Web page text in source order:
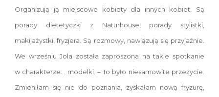
Organizują ją miejscowe kobiety dla innych kobiet. Są
porady dietetyczki z Naturhouse, porady stylistki,
makijażystki, fryzjera. Są rozmowy, nawiązują się przyjaźnie.
We wrześniu Jola została zaproszona na takie spotkanie
w charakterze... modelki. – To było niesamowite przeżycie.
Zmieniłam się nie do poznania, zyskałam nową fryzurę,